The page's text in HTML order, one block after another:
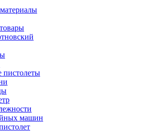
пистолеты
машин